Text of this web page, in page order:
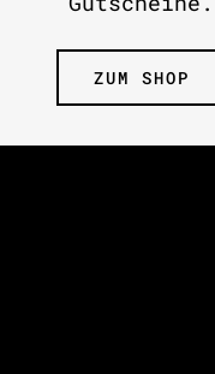
ZUM SHOP